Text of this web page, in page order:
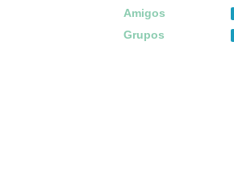
Amigos
Grupos